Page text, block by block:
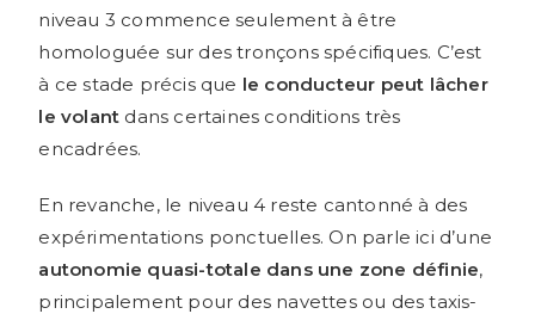
niveau 3 commence seulement à être
homologuée sur des tronçons spécifiques. C’est
à ce stade précis que le conducteur peut lâcher
le volant dans certaines conditions très
encadrées.
En revanche, le niveau 4 reste cantonné à des
expérimentations ponctuelles. On parle ici d’une
autonomie quasi-totale dans une zone définie,
principalement pour des navettes ou des taxis-